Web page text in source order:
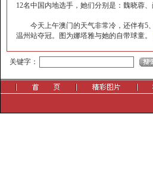
12名中国内地选手，她们分别是：魏晓蓉
今天上午澳门的天气非常冷，还伴有5、
温州站夺冠。图为娜塔雅与她的自带球童。
关键字：